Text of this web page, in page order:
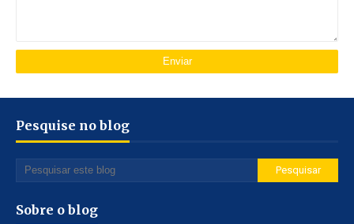
Pesquise no blog
Sobre o blog